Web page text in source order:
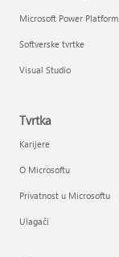
Microsoft Power Platform
Softverske tvrtke
Visual Studio
Tvrtka
Karijere
O Microsoftu
Privatnost u Microsoftu
Ulagači